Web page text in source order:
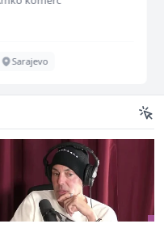
Sarajevo